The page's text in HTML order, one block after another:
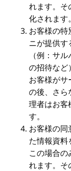
れます。そ
化されます。
お客様の特
ニが提供
（例：サ
の招待など
お客様がサ
の後、さら
理者はお客
す。
お客様の同
た情報資料
この場合
れます。そ